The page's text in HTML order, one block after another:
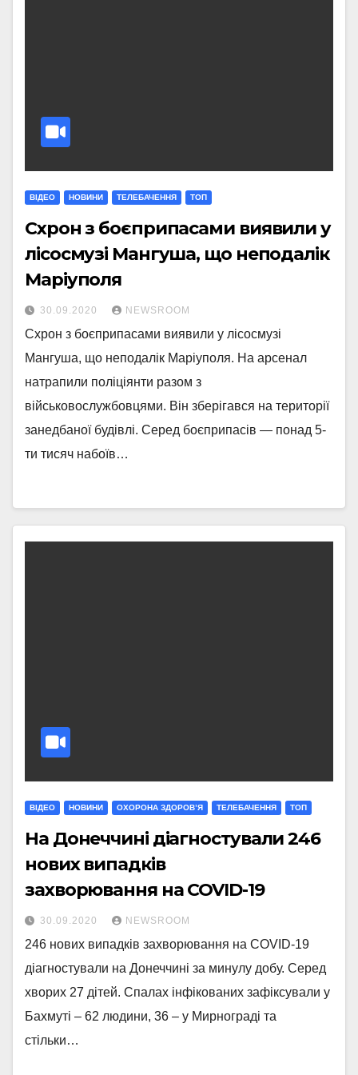
ВІДЕО НОВИНИ ТЕЛЕБАЧЕННЯ ТОП
Схрон з боєприпасами виявили у
лісосмузі Мангуша, що неподалік
Маріуполя
30.09.2020 NEWSROOM
Схрон з боєприпасами виявили у лісосмузі
Мангуша, що неподалік Маріуполя. На арсенал
натрапили поліціянти разом з
військовослужбовцями. Він зберігався на території
занедбаної будівлі. Серед боєприпасів — понад 5-
ти тисяч набоїв…
ВІДЕО НОВИНИ ОХОРОНА ЗДОРОВ’Я ТЕЛЕБАЧЕННЯ ТОП
На Донеччині діагностували 246
нових випадків
захворювання на COVID-19
30.09.2020 NEWSROOM
246 нових випадків захворювання на COVID-19
діагностували на Донеччині за минулу добу. Серед
хворих 27 дітей. Спалах інфікованих зафіксували у
Бахмуті – 62 людини, 36 – у Мирнограді та
стільки…